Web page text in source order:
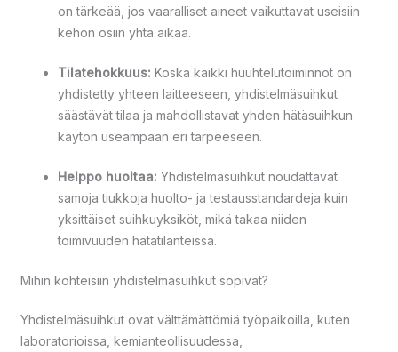
on tärkeää, jos vaaralliset aineet vaikuttavat useisiin
kehon osiin yhtä aikaa.
Tilatehokkuus: Koska kaikki huuhtelutoiminnot on
yhdistetty yhteen laitteeseen, yhdistelmäsuihkut
säästävät tilaa ja mahdollistavat yhden hätäsuihkun
käytön useampaan eri tarpeeseen.
Helppo huoltaa: Yhdistelmäsuihkut noudattavat
samoja tiukkoja huolto- ja testausstandardeja kuin
yksittäiset suihkuyksiköt, mikä takaa niiden
toimivuuden hätätilanteissa.
Mihin kohteisiin yhdistelmäsuihkut sopivat?
Yhdistelmäsuihkut ovat välttämättömiä työpaikoilla, kuten
laboratorioissa, kemianteollisuudessa,